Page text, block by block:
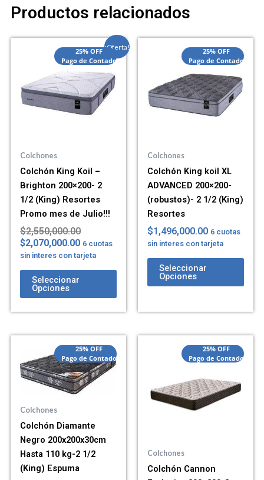
Productos relacionados
¡Oferta!
25% OFF
Pago de Contado
Colchones
Colchón King Koil –
Brighton 200×200- 2
1/2 (King) Resortes
Promo mes de Julio!!!
$2,550,000.00
precio
original
era:
$2,550,000.00.
$2,070,000.00
precio
actual
es:
$2,070,000.00.
6 cuotas
sin interes con tarjeta
Seleccionar
Opciones
25% OFF
Pago de Contado
Colchones
Colchón King koil XL
ADVANCED 200×200-
(robustos)- 2 1/2 (King)
Resortes
$1,496,000.00 6 cuotas
sin interes con tarjeta
Seleccionar
Opciones
25% OFF
Pago de Contado
Colchones
Colchón Diamante
Negro 200x200x30cm
Hasta 110 kg-2 1/2
(King) Espuma
25% OFF
Pago de Contado
Colchones
Colchón Cannon